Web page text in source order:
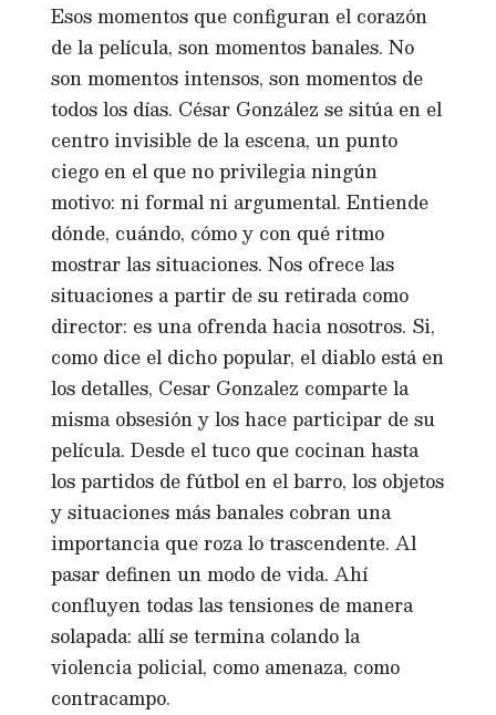
Esos momentos que configuran el corazón
de la película, son momentos banales. No
son momentos intensos, son momentos de
todos los días. César González se sitúa en el
centro invisible de la escena, un punto
ciego en el que no privilegia ningún
motivo: ni formal ni argumental. Entiende
dónde, cuándo, cómo y con qué ritmo
mostrar las situaciones. Nos ofrece las
situaciones a partir de su retirada como
director: es una ofrenda hacia nosotros. Si,
como dice el dicho popular, el diablo está en
los detalles, Cesar Gonzalez comparte la
misma obsesión y los hace participar de su
película. Desde el tuco que cocinan hasta
los partidos de fútbol en el barro, los objetos
y situaciones más banales cobran una
importancia que roza lo trascendente. Al
pasar definen un modo de vida. Ahí
confluyen todas las tensiones de manera
solapada: allí se termina colando la
violencia policial, como amenaza, como
contracampo.